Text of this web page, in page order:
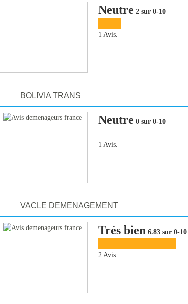
Neutre 2 sur 0-10
1 Avis.
BOLIVIA TRANS
Neutre 0 sur 0-10
1 Avis.
VACLE DEMENAGEMENT
Trés bien 6.83 sur 0-10
2 Avis.